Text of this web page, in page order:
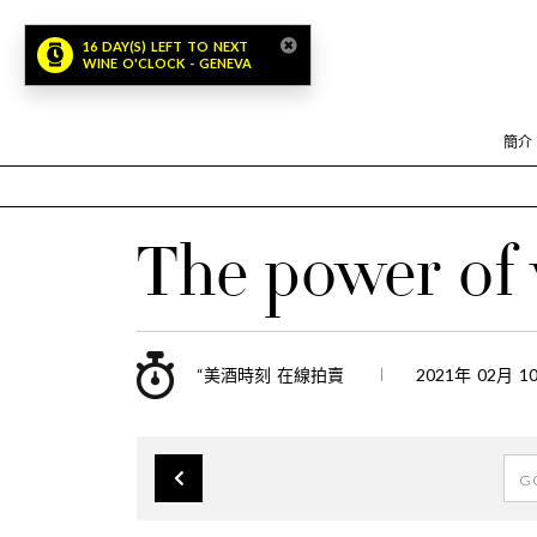
簡介
16 DAY(S) LEFT TO NEXT
WINE O'CLOCK - GENEVA
The power of
“美酒時刻 在線拍賣 2021年 02月